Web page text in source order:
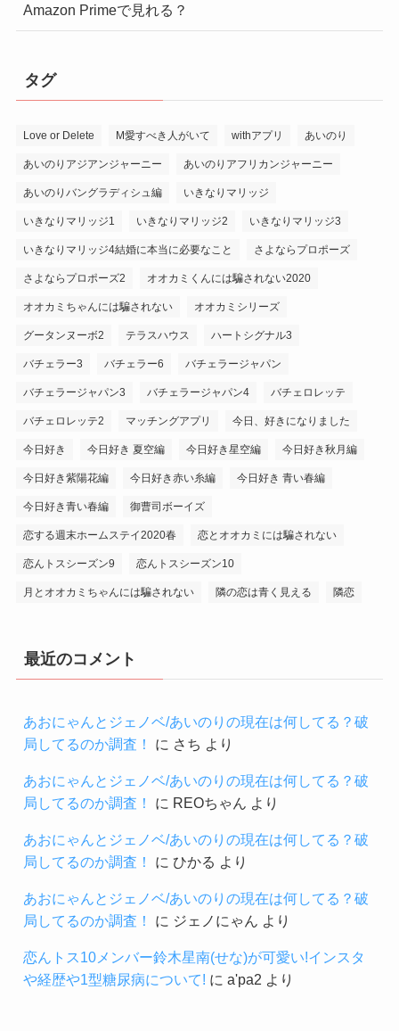
Amazon Primeで見れる？
タグ
Love or Delete M愛すべき人がいて withアプリ あいのり
あいのりアジアンジャーニー あいのりアフリカンジャーニー
あいのりバングラディシュ編 いきなりマリッジ
いきなりマリッジ1 いきなりマリッジ2 いきなりマリッジ3
いきなりマリッジ4結婚に本当に必要なこと さよならプロポーズ
さよならプロポーズ2 オオカミくんには騙されない2020
オオカミちゃんには騙されない オオカミシリーズ
グータンヌーボ2 テラスハウス ハートシグナル3
バチェラー3 バチェラー6 バチェラージャパン
バチェラージャパン3 バチェラージャパン4 バチェロレッテ
バチェロレッテ2 マッチングアプリ 今日、好きになりました
今日好き 今日好き 夏空編 今日好き星空編 今日好き秋月編
今日好き紫陽花編 今日好き赤い糸編 今日好き 青い春編
今日好き青い春編 御曹司ボーイズ
恋する週末ホームステイ2020春 恋とオオカミには騙されない
恋んトスシーズン9 恋んトスシーズン10
月とオオカミちゃんには騙されない 隣の恋は青く見える 隣恋
最近のコメント
あおにゃんとジェノベ/あいのりの現在は何してる？破
局してるのか調査！
に さち より
あおにゃんとジェノベ/あいのりの現在は何してる？破
局してるのか調査！
に REOちゃん より
あおにゃんとジェノベ/あいのりの現在は何してる？破
局してるのか調査！
に ひかる より
あおにゃんとジェノベ/あいのりの現在は何してる？破
局してるのか調査！
に ジェノにゃん より
恋んトス10メンバー鈴木星南(せな)が可愛い!インスタ
や経歴や1型糖尿病について! に a'pa2 より